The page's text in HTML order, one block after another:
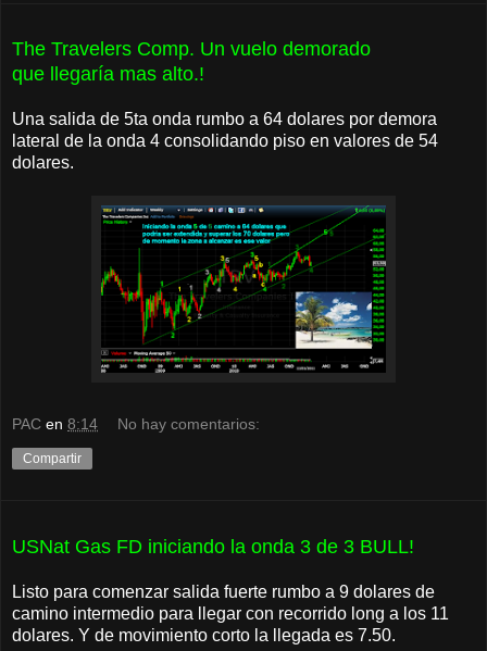
The Travelers Comp. Un vuelo demorado
que llegaría mas alto.!
Una salida de 5ta onda rumbo a 64 dolares por demora
lateral de la onda 4 consolidando piso en valores de 54
dolares.
PAC en 8:14 No hay comentarios:
Compartir
USNat Gas FD iniciando la onda 3 de 3 BULL!
Listo para comenzar salida fuerte rumbo a 9 dolares de
camino intermedio para llegar con recorrido long a los 11
dolares. Y de movimiento corto la llegada es 7.50.